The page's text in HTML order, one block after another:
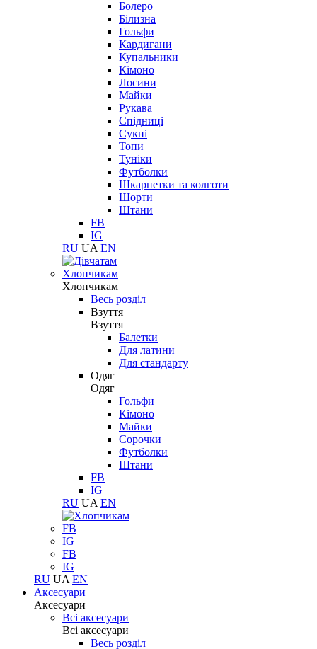
Болеро
Білизна
Гольфи
Кардигани
Купальники
Кімоно
Лосини
Майки
Рукава
Спідниці
Сукні
Топи
Туніки
Футболки
Шкарпетки та колготи
Шорти
Штани
FB
IG
RU UA EN
Хлопчикам
Хлопчикам
Весь розділ
Взуття
Взуття
Балетки
Для латини
Для стандарту
Одяг
Одяг
Гольфи
Кімоно
Майки
Сорочки
Футболки
Штани
FB
IG
RU UA EN
FB
IG
FB
IG
RU UA EN
Аксесуари
Аксесуари
Всі аксесуари
Всі аксесуари
Весь розділ